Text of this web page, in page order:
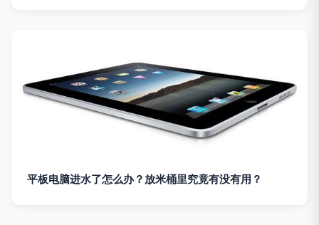
平板电脑进水了怎么办？放米桶里究竟有没有用？